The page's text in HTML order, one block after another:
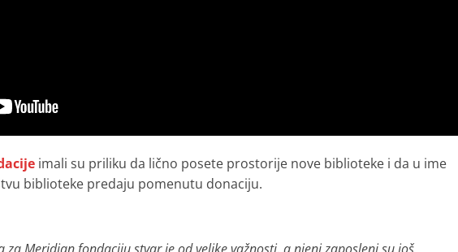
imali su priliku da lično posete prostorije nove biblioteke i da u ime
biblioteke predaju pomenutu donaciju.